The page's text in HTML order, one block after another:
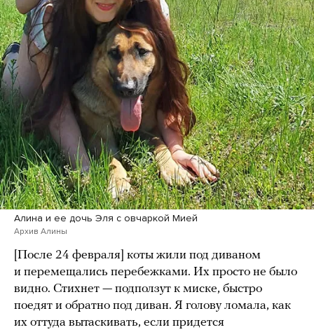
Алина и ее дочь Эля с овчаркой Мией
Архив Алины
[После 24 февраля] коты жили под диваном
и перемещались перебежками. Их просто не было
видно. Стихнет — подползут к миске, быстро
поедят и обратно под диван. Я голову ломала, как
их оттуда вытаскивать, если придется